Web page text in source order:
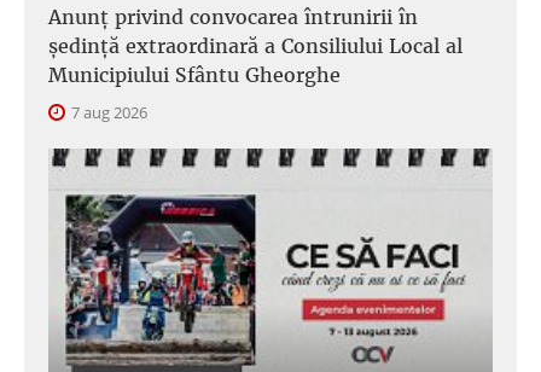
Anunţ privind convocarea întrunirii în
şedinţă extraordinară a Consiliului Local al
Municipiului Sfântu Gheorghe
7 aug 2026